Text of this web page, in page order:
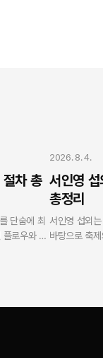
차 총
단숨에 최
로우와 독
2026. 8. 4.
서인영
총정리
서인영 섭외
바탕으로 축